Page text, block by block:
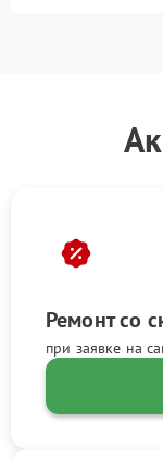
Ремонт со
при заявке на